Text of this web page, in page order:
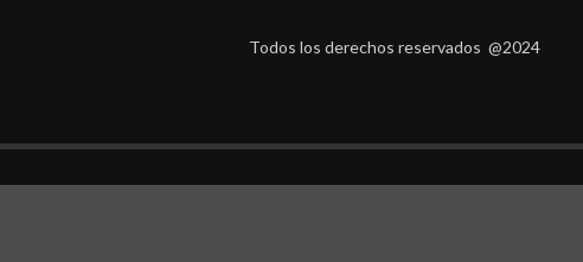
Todos los derechos reservados @2024